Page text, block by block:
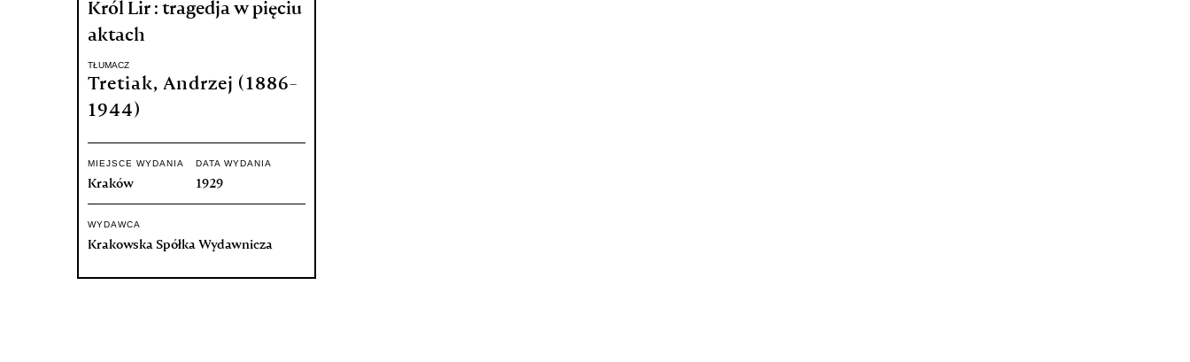
Król Lir : tragedja w pięciu
aktach
TŁUMACZ
Tretiak, Andrzej (1886-
1944)
MIEJSCE WYDANIA
Kraków
DATA WYDANIA
1929
WYDAWCA
Krakowska Spółka Wydawnicza